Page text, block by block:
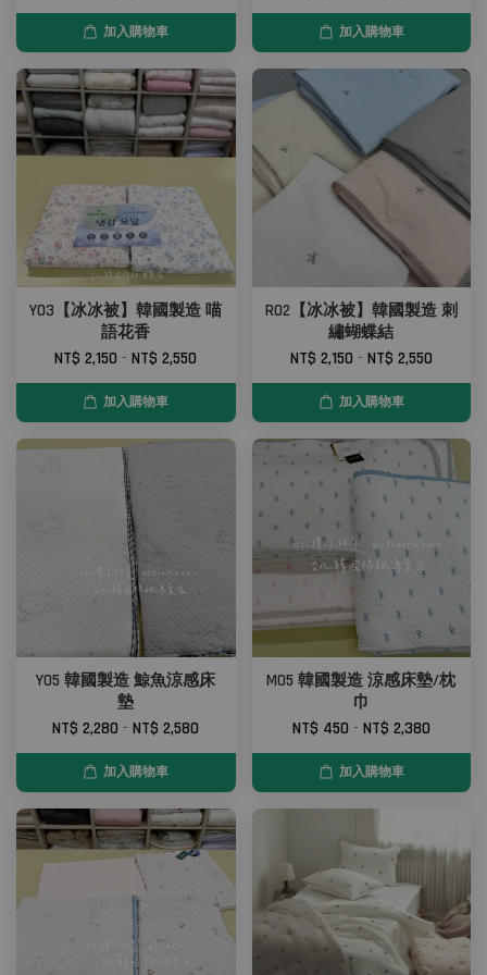
加入購物車 加入購物車
Y03【冰冰被】韓國製造 喵
語花香
NT$ 2,150-NT$ 2,550
加入購物車
R02【冰冰被】韓國製造 刺
繡蝴蝶結
NT$ 2,150 - NT$ 2,550
加入購物車
Y05 韓國製造 鯨魚涼感床
墊
NT$ 2,280-NT$ 2,580
加入購物車
M05 韓國製造 涼感床墊/枕
巾
NT$ 450 - NT$ 2,380
加入購物車